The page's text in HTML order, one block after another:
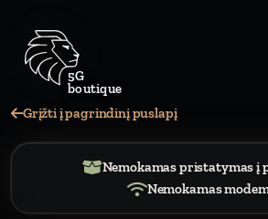
Grįžti į pagrindinį puslapį
Nemokamas pristatymas į
Nemokamas